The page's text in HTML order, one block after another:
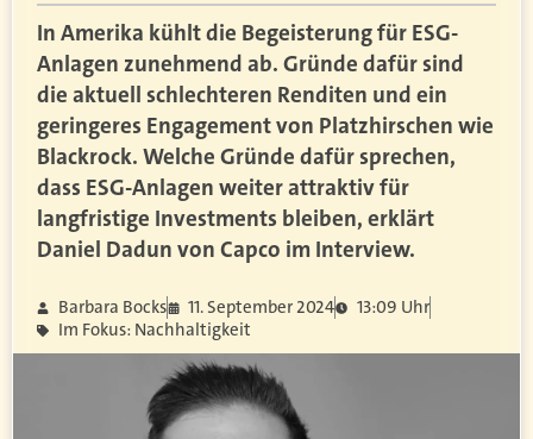
In Amerika kühlt die Begeisterung für ESG-
Anlagen zunehmend ab. Gründe dafür sind
die aktuell schlechteren Renditen und ein
geringeres Engagement von Platzhirschen wie
Blackrock. Welche Gründe dafür sprechen,
dass ESG-Anlagen weiter attraktiv für
langfristige Investments bleiben, erklärt
Daniel Dadun von Capco im Interview.
Barbara Bocks 11. September 2024
13:09 Uhr
Im Fokus: Nachhaltigkeit